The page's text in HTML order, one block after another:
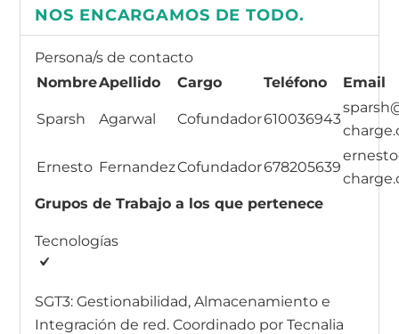
NOS ENCARGAMOS DE TODO.
Persona/s de contacto
NombreApellido Cargo Teléfono Email
Sparsh Agarwal Cofundador610036943
Ernesto FernandezCofundador678205639
Grupos de Trabajo a los que pertenece
Tecnologías
SGT3: Gestionabilidad, Almacenamiento e
Integración de red. Coordinado por Tecnalia